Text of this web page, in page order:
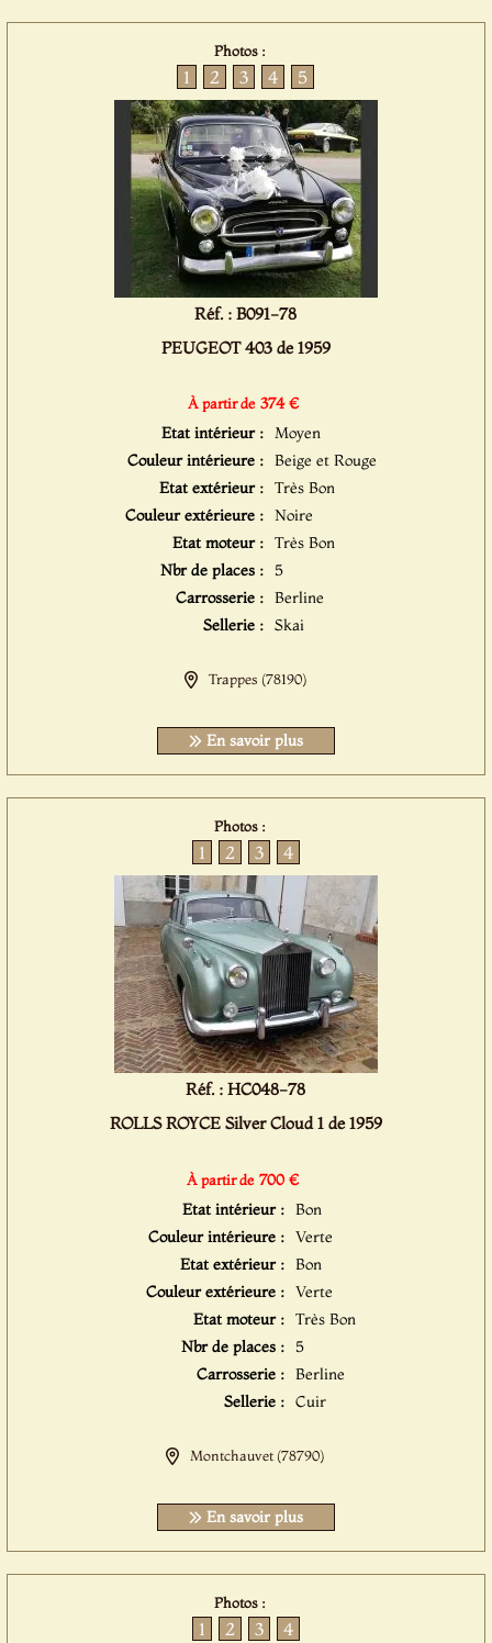
Photos :
1 2 3 4 5
Réf. : B091-78
PEUGEOT 403 de 1959
À partir de 374 €
Etat intérieur : Moyen
Couleur intérieure : Beige et Rouge
Etat extérieur : Très Bon
Couleur extérieure : Noire
Etat moteur : Très Bon
Nbr de places : 5
Carrosserie : Berline
Sellerie : Skai
Trappes (78190)
En savoir plus
Photos :
1 2 3 4
Réf. : HC048-78
ROLLS ROYCE Silver Cloud 1 de 1959
À partir de 700 €
Etat intérieur : Bon
Couleur intérieure : Verte
Etat extérieur : Bon
Couleur extérieure : Verte
Etat moteur : Très Bon
Nbr de places :
5
Carrosserie : Berline
Sellerie : Cuir
Montchauvet (78790)
En savoir plus
Photos :
1 2 3 4